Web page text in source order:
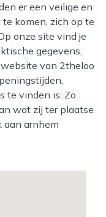
er een veilige en
komen, zich op te
onze site vind je
gegevens,
van 2theloo
te vinden is. Zo
wat zij ter plaatse
aan arnhem